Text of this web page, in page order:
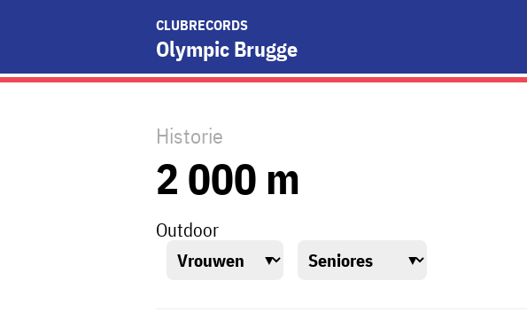
CLUBRECORDS
Olympic Brugge
Historie
2 000 m
Outdoor